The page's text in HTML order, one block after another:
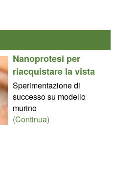
Nanoprotesi per
riacquistare la vista
Sperimentazione di
successo su modello
murino
(Continua)